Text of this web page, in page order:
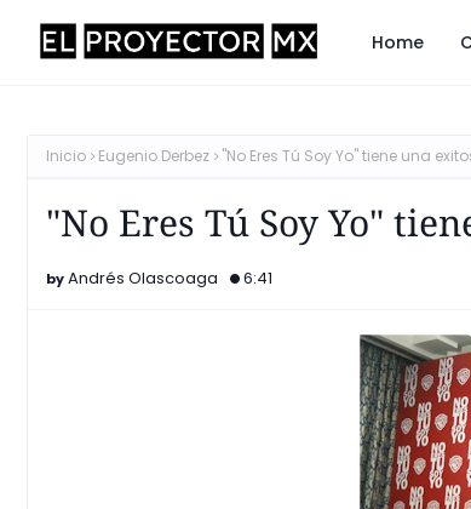
Home
Inicio Eugenio Derbez "No Eres Tú Soy Yo" tiene una
"No Eres Tú Soy Yo"
Andrés Olascoaga 6:41